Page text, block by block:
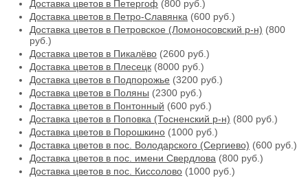
Доставка цветов в Петергоф (800 руб.)
Доставка цветов в Петро-Славянка (600 руб.)
Доставка цветов в Петровское (Ломоносовский р-н) (800
руб.)
Доставка цветов в Пикалёво (2600 руб.)
Доставка цветов в Плесецк (8000 руб.)
Доставка цветов в Подпорожье (3200 руб.)
Доставка цветов в Поляны (2300 руб.)
Доставка цветов в Понтонный (600 руб.)
Доставка цветов в Поповка (Тосненский р-н) (800 руб.)
Доставка цветов в Порошкино (1000 руб.)
Доставка цветов в пос. Володарского (Сергиево) (600 руб.)
Доставка цветов в пос. имени Свердлова (800 руб.)
Доставка цветов в пос. Киссолово (1000 руб.)